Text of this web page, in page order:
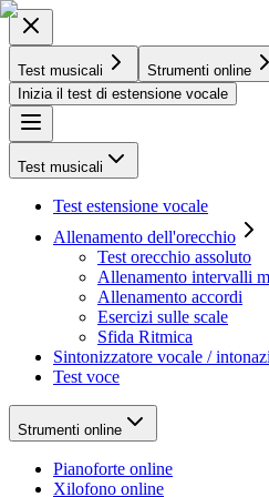
Test musicali Strumenti online
Inizia il test di estensione vocale
Test musicali
Test estensione vocale
Allenamento dell'orecchio
Test orecchio assoluto
Allenamento intervalli
Allenamento accordi
Esercizi sulle scale
Sfida Ritmica
Sintonizzatore vocale /
Test voce
Strumenti online
Pianoforte online
Xilofono online